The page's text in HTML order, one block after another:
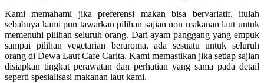
Kami memahami jika preferensi makan bisa bervariatif, itulah
sebabnya kami pun tawarkan pilihan sajian non makanan laut untuk
memenuhi pilihan seluruh orang. Dari ayam panggang yang empuk
sampai pilihan vegetarian beraroma, ada sesuatu untuk seluruh
orang di Dewa Laut Cafe Carita. Kami memastikan jika setiap sajian
disiapkan tingkat perawatan dan perhatian yang sama pada detail
seperti spesialisasi makanan laut kami.